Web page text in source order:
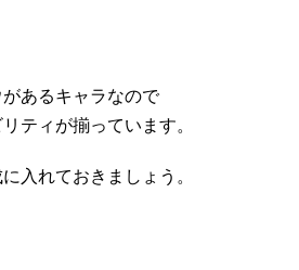
あるキャラなので
ティが揃っています。
入れておきましょう。